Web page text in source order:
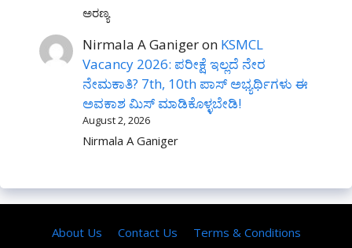
ಅರಣ್ಯ
Nirmala A Ganigeron KSMCL
Vacancy 2026: ಪರೀಕ್ಷೆ ಇಲ್ಲದೆ ನೇರ
ನೇಮಕಾತಿ? 7th, 10th ಪಾಸ್ ಅಭ್ಯರ್ಥಿಗಳು ಈ
ಅವಕಾಶ ಮಿಸ್ ಮಾಡಿಕೊಳ್ಳಬೇಡಿ!
August 2, 2026
Nirmala A Ganiger
About Us Contact Us Terms & Conditions